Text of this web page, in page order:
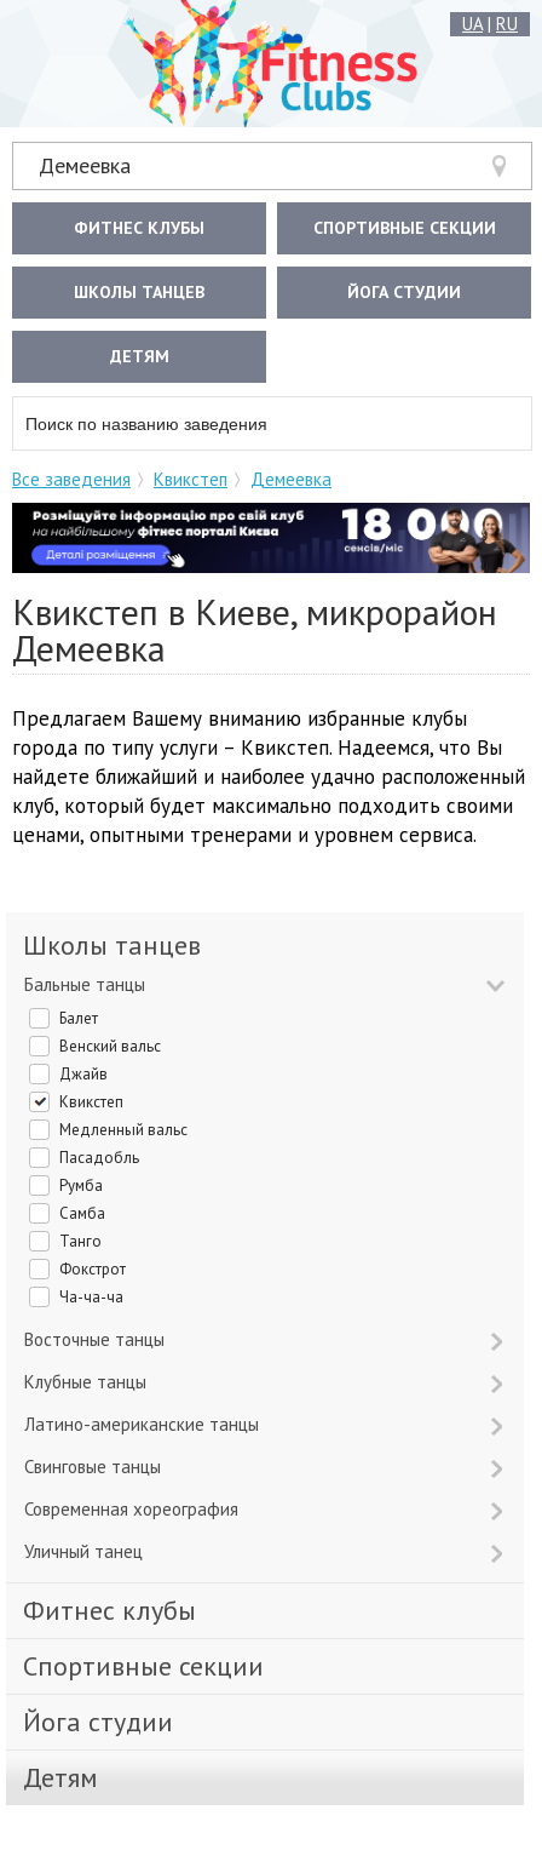
UA| RU
Демеевка
ФИТНЕС КЛУБЫ СПОРТИВНЫЕ СЕКЦИИ
ШКОЛЫ ТАНЦЕВ ЙОГА СТУДИИ
ДЕТЯМ
Все заведения Квикстеп Демеевка
Квикстеп в Киеве, микрорайон
Демеевка
Предлагаем Вашему вниманию избранные клубы
города по типу услуги – Квикстеп. Надеемся, что Вы
найдете ближайший и наиболее удачно расположенный
клуб, который будет максимально подходить своими
ценами, опытными тренерами и уровнем сервиса.
Школы танцев
Бальные танцы
Балет
Венский вальс
Джайв
Квикстеп
Медленный вальс
Пасадобль
Румба
Самба
Танго
Фокстрот
Ча-ча-ча
Восточные танцы
Клубные танцы
Латино-американские танцы
Свинговые танцы
Современная хореография
Уличный танец
Фитнес клубы
Спортивные секции
Йога студии
Детям